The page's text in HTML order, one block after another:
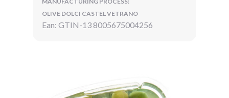
OLIVE DOLCI CASTEL VETRANO
Ean: GTIN-13 8005675004256